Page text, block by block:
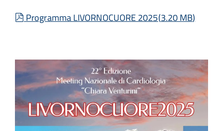
pdf
Programma LIVORNOCUORE 2025(3.20 MB)